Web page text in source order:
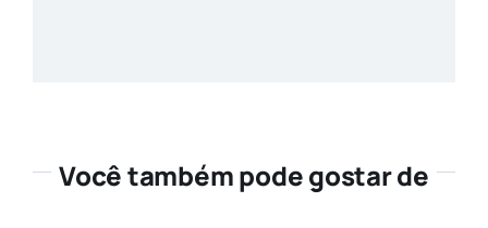
Você também pode gostar de